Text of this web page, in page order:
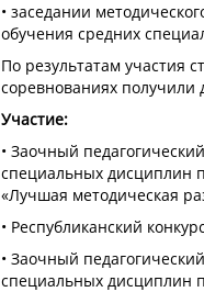
• заседании
обучения средних
По результатам участия
соревнованиях
Участие:
• Заочный
специальных дисциплин
«Лучшая методическая
• Республиканский
• Заочный
специальных дисциплин